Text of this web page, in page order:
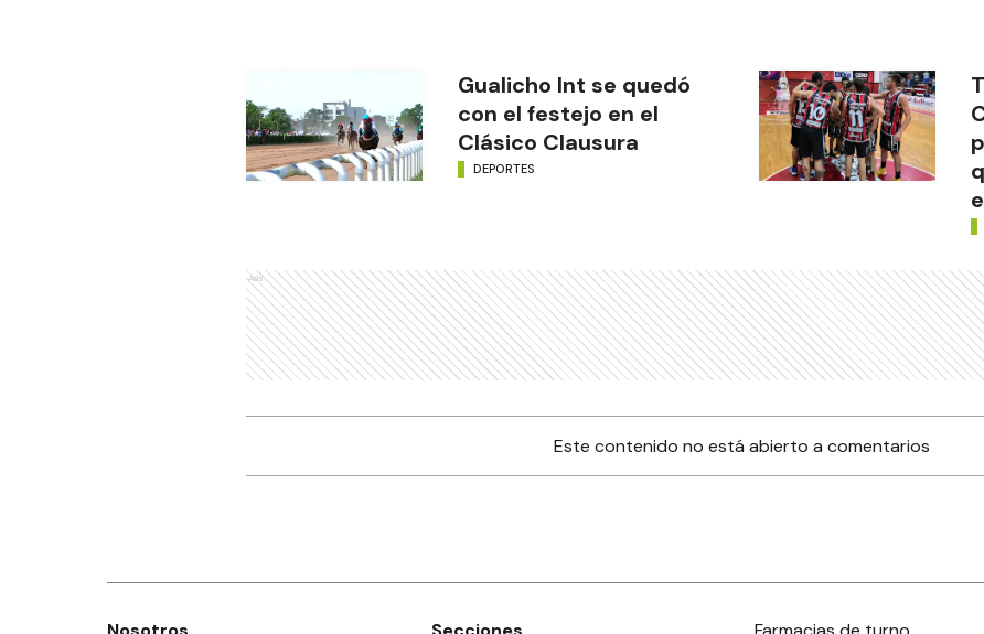
Gualicho Int se quedó
con el festejo en el
Clásico Clausura
DEPORTES
Ads
Este contenido no está abierto a comentarios